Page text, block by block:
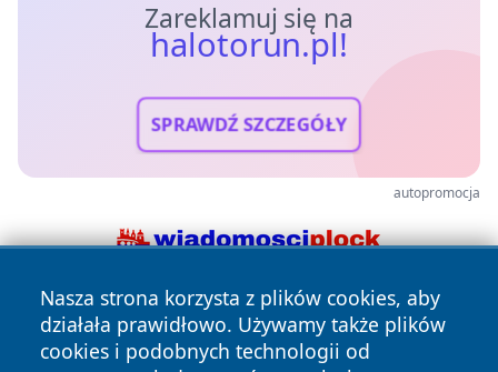
Zareklamuj się na
halotorun.pl!
SPRAWDŹ SZCZEGÓŁY
autopromocja
Nasza strona korzysta z plików cookies, aby
działała prawidłowo. Używamy także plików
cookies i podobnych technologii od